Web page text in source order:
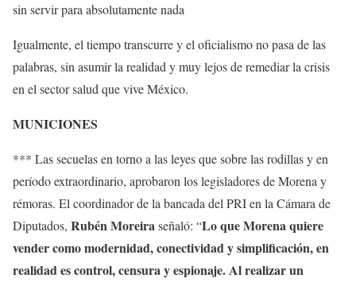
sin servir para absolutamente nada
Igualmente, el tiempo transcurre y el oficialismo no pasa de las
palabras, sin asumir la realidad y muy lejos de remediar la crisis
en el sector salud que vive México.
MUNICIONES
*** Las secuelas en torno a las leyes que sobre las rodillas y en
período extraordinario, aprobaron los legisladores de Morena y
rémoras. El coordinador de la bancada del PRI en la Cámara de
Diputados, Rubén Moreiraseñaló: “Lo que Morena quiere
vender como modernidad, conectividad y simplificación, en
realidad es control, censura y espionaje. Al realizar un